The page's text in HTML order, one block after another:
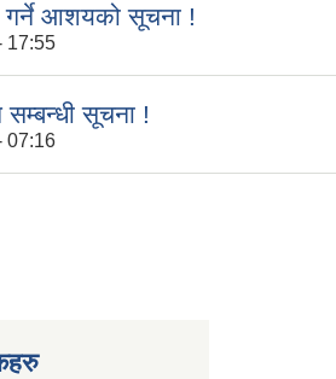
गर्ने आशयको सूचना !
17:55
सूचना !
07:16